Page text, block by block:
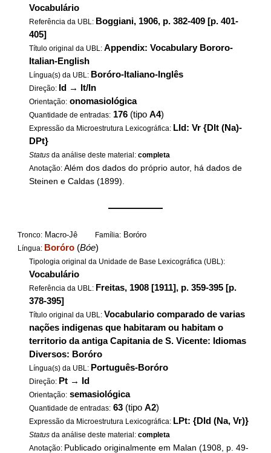
Vocabulário
Referência da UBL: Boggiani, 1906, p. 382-409 [p. 401-
405]
Título original da UBL:Appendix: Vocabulary Bororo-
Italian-English
Língua(s) da UBL: Boróro-Italiano-Inglês
Direção: Id → It/In
Orientação: onomasiológica
Quantidade de entradas: 176 (tipoA4)
Expressão da Microestrutura Lexicográfica: LId: Vr {DIt (Na)-
DPt}
Status da análise deste material:completa
Anotação:Além dos dados do próprio autor, há dados de
Steinen e Caldas (1899).
——————
Tronco: Macro-Jê Família: Boróro
Língua: Boróro (Bóe)
Tipologia original da Unidade de Base Lexicográfica (UBL):
Vocabulário
Referência da UBL: Freitas, 1908 [1911], p. 359-395 [p.
378-395]
Título original da UBL: Vocabulario comparado de varias
nações indigenas que habitaram ou habitam o
territorio da antiga Capitania de S. Vicente: Idiomas
Diversos: Boróro
Língua(s) da UBL: Português-Boróro
Direção: Pt → Id
Orientação: semasiológica
Quantidade de entradas: 63 (tipoA2)
Expressão da Microestrutura Lexicográfica: LPt: {DId (Na, Vr)}
Status da análise deste material:completa
Anotação: Publicado originalmente em Malan (1908, p. 49-